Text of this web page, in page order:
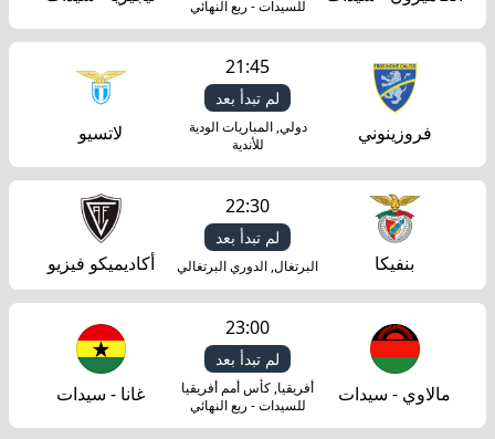
للسيدات - ربع النهائي
فروزينوني
21:45
لم تبدأ بعد
دولي, المباريات الودية
للأندية
لاتسيو
بنفيكا
22:30
لم تبدأ بعد
البرتغال, الدوري البرتغالي أكاديميكو فيزيو
مالاوي - سيدات
23:00
لم تبدأ بعد
أفريقيا, كأس أمم أفريقيا
للسيدات - ربع النهائي
غانا - سيدات